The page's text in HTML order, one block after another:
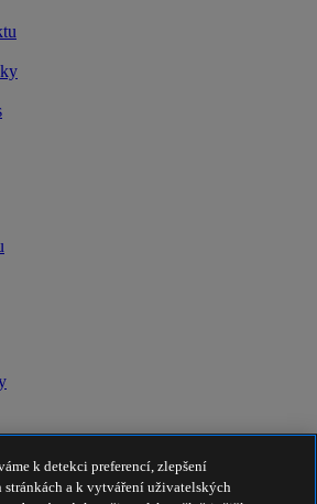
k detekci preferencí, zlepšení
stránkách a k vytváření uživatelských